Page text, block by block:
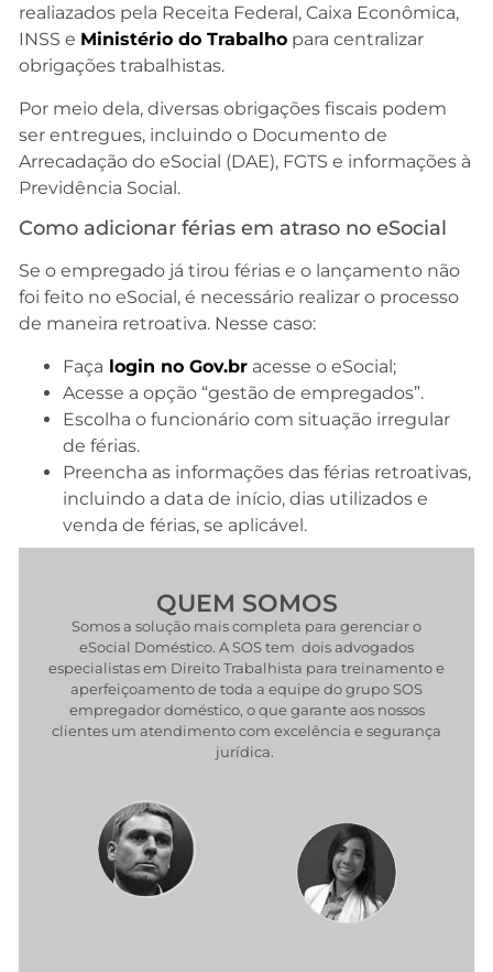
realiazados pela Receita Federal, Caixa Econômica,
INSS e Ministério do Trabalho para centralizar
obrigações trabalhistas.
Por meio dela, diversas obrigações fiscais podem
ser entregues, incluindo o Documento de
Arrecadação do eSocial (DAE), FGTS e informações à
Previdência Social.
Como adicionar férias em atraso no eSocial
Se o empregado já tirou férias e o lançamento não
foi feito no eSocial, é necessário realizar o processo
de maneira retroativa. Nesse caso:
Faça login no Gov.br acesse o eSocial;
Acesse a opção “gestão de empregados”.
Escolha o funcionário com situação irregular
de férias.
Preencha as informações das férias retroativas,
incluindo a data de início, dias utilizados e
venda de férias, se aplicável.
QUEM SOMOS
Somos a solução mais completa para gerenciar o
eSocial Doméstico. A SOS tem dois advogados
especialistas em Direito Trabalhista para treinamento e
aperfeiçoamento de toda a equipe do grupo SOS
empregador doméstico, o que garante aos nossos
clientes um atendimento com excelência e segurança
jurídica.